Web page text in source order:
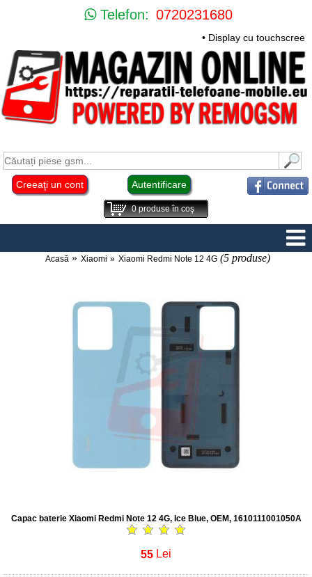
Telefon: 0720231680
• Display cu
Creeaţi un cont Autentificare
0produse în coş
Acasă Xiaomi Xiaomi Redmi Note 12 4G (5 produse)
Capac baterie Xiaomi Redmi Note 12 4G, Ice Blue, OEM, 1610111001050A
55 Lei